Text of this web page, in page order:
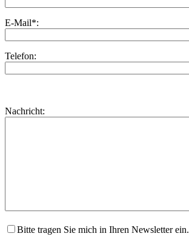
E-Mail*:
Telefon:
dieses
lasse
Nachricht:
Bitte tragen Sie mich in Ihren Newsletter ein.